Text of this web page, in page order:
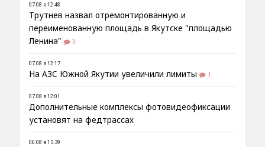
07.08 в 12:48
Трутнев назвал отремонтированную и
переименованную площадь в Якутске "площадью
Ленина"
3
07.08 в 12:17
На АЗС Южной Якутии увеличили лимиты 1
07.08 в 12:01
Дополнительные комплексы фотовидеофиксации
установят на федтрассах
06.08 в 15:39